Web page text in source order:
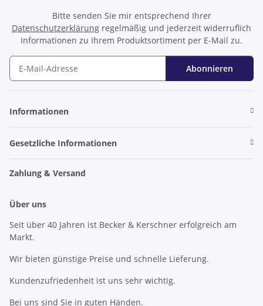
Bitte senden Sie mir entsprechend Ihrer
Datenschutzerklärung regelmäßig und jederzeit widerruflich
Informationen zu Ihrem Produktsortiment per E-Mail zu.
Abonnieren
Informationen
Gesetzliche Informationen
Zahlung & Versand
Über uns
Seit über 40 Jahren ist Becker & Kerschner erfolgreich am
Markt.
Wir bieten günstige Preise und schnelle Lieferung.
Kundenzufriedenheit ist uns sehr wichtig.
Bei uns sind Sie in guten Händen.